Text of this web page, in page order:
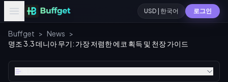
USD | 한국어 로그인
Buffget > News >
명조 3.3 데니아 무기: 가장 저렴한 에코 획득 및 천장 가이드